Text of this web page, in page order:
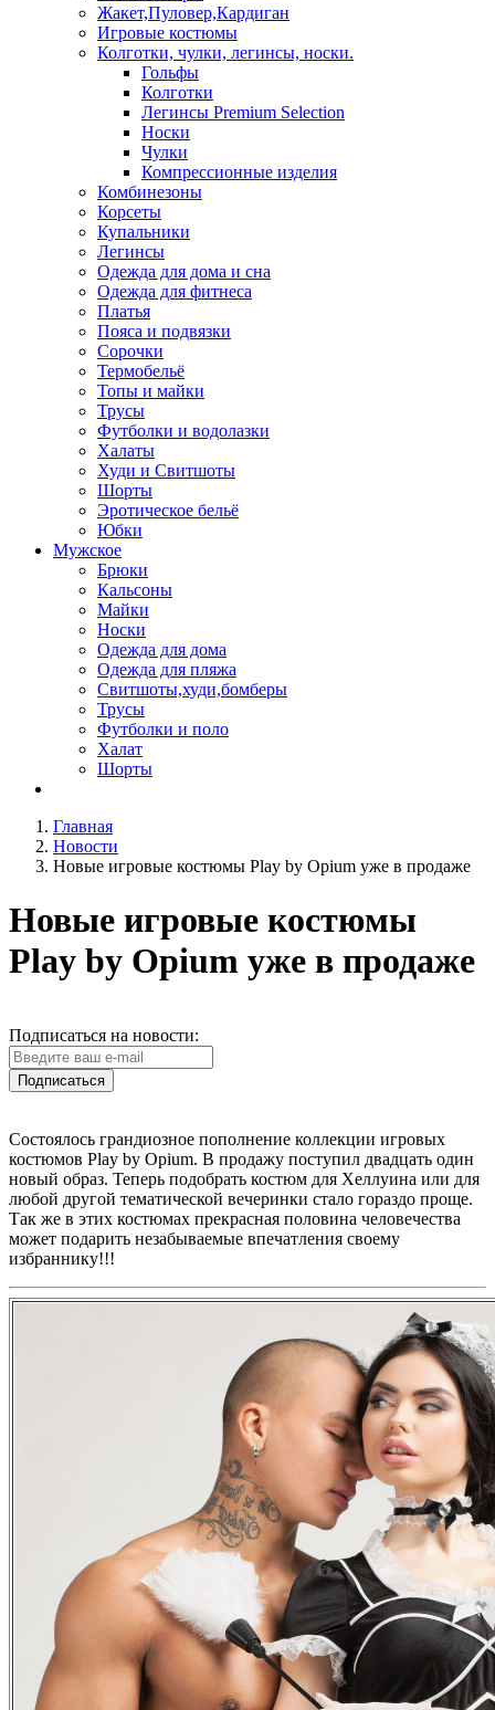
Жакет,Пуловер,Кардиган
Игровые костюмы
Колготки, чулки, легинсы, носки.
Гольфы
Колготки
Легинсы Premium Selection
Носки
Чулки
Компрессионные изделия
Комбинезоны
Корсеты
Купальники
Легинсы
Одежда для дома и сна
Одежда для фитнеса
Платья
Пояса и подвязки
Сорочки
Термобельё
Топы и майки
Трусы
Футболки и водолазки
Халаты
Худи и Свитшоты
Шорты
Эротическое бельё
Юбки
Мужское
Брюки
Кальсоны
Майки
Носки
Одежда для дома
Одежда для пляжа
Свитшоты,худи,бомберы
Трусы
Футболки и поло
Халат
Шорты
Главная
Новости
Новые игровые костюмы Play by Opium уже в продаже
Новые игровые костюмы
Play by Opium уже в продаже
Подписаться на новости:
Подписаться
Состоялось грандиозное пополнение коллекции игровых
костюмов Play by Opium. В продажу поступил двадцать один
новый образ. Теперь подобрать костюм для Хеллуина или для
любой другой тематической вечеринки стало гораздо проще.
Так же в этих костюмах прекрасная половина человечества
может подарить незабываемые впечатления своему
избраннику!!!